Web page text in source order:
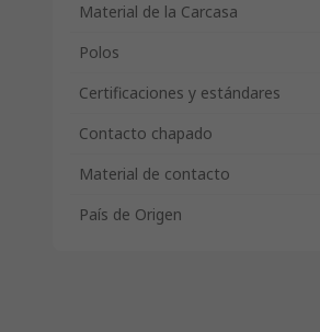
Material de la Carcasa
Polos
Certificaciones y estándares
Contacto chapado
Material de contacto
País de Origen